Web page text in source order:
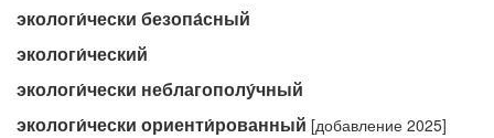
экологи́чески безопа́сный
экологи́ческий
экологи́чески неблагополу́чный
экологи́чески ориенти́рованный [добавление 2025]